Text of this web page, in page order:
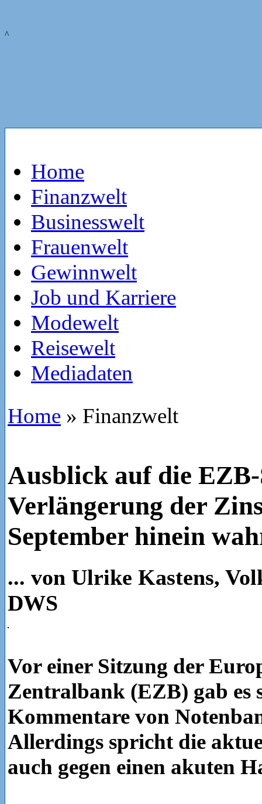
^
Home
Finanzwelt
Businesswelt
Frauenwelt
Gewinnwelt
Job und Karriere
Modewelt
Reisewelt
Mediadaten
Home » Finanzwelt
Ausblick auf die
Verlängerung der
September hinein
... von Ulrike Kastens,
DWS
Vor einer Sitzung der
Zentralbank (EZB) gab es
Kommentare von
Allerdings spricht die
auch gegen einen akuten